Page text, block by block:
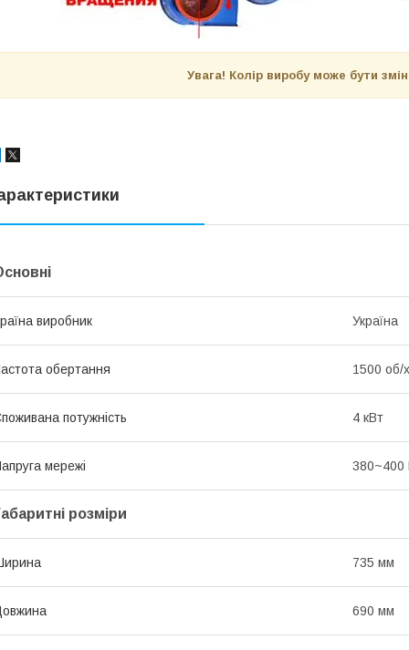
Увага! Колір виробу може бути
виробник Україна
обертання 1500 об/
потужність 4 кВт
мережі 380~400
розміри
735 мм
690 мм